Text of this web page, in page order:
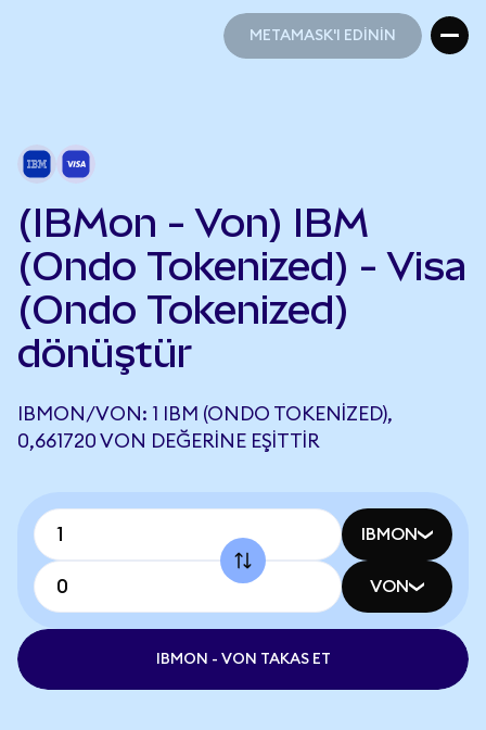
METAMASK'I EDİNİN
(IBMon - Von) IBM
(Ondo Tokenized) - Visa
(Ondo Tokenized)
dönüştür
IBMON/VON: 1 IBM (ONDO TOKENIZED),
0,661720 VON DEĞERINE EŞITTIR
IBMON
VON
IBMON - VON TAKAS ET